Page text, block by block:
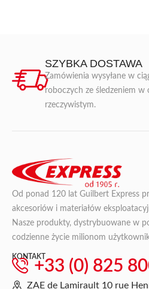
SZYBKA DOSTAWA
Zamówienia wysyłane w
roboczych ze śledzeniem w
rzeczywistym.
Od ponad 120 lat Guilbert Express
akcesoriów i materiałów
Nasze produkty, dystrybuowane w
codzienne życie milionom
KONTAKT
+33 (0) 825
ZAE de Lamirault 10 rue